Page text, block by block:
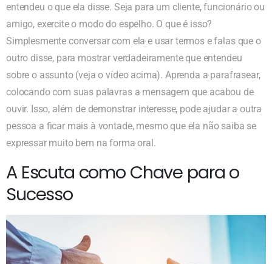
entendeu o que ela disse. Seja para um cliente, funcionário ou
amigo, exercite o modo do espelho. O que é isso?
Simplesmente conversar com ela e usar termos e falas que o
outro disse, para mostrar verdadeiramente que entendeu
sobre o assunto (veja o vídeo acima). Aprenda a parafrasear,
colocando com suas palavras a mensagem que acabou de
ouvir. Isso, além de demonstrar interesse, pode ajudar a outra
pessoa a ficar mais à vontade, mesmo que ela não saiba se
expressar muito bem na forma oral.
A Escuta como Chave para o
Sucesso